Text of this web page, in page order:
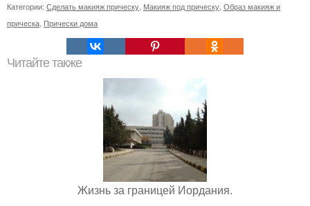
Категории: Сделать макияж прическу Макияж под прическу Образ макияж и
прическа Прически дома
Читайте также
Жизнь за границей Иордания.